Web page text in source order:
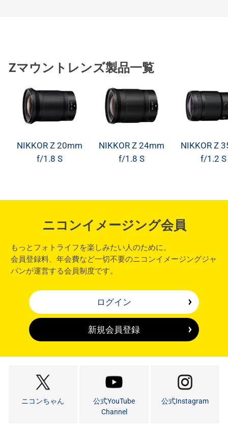
Zマウントレンズ製品一覧
NIKKOR Z 20mm
f/1.8 S
NIKKOR Z 24mm
f/1.8 S
NIKKOR Z
f/1.2 S
ニコンイメージング会員
もっとフォトライフを楽しみたい人のために。
会員登録料、年会費など一切不要のニコンイメージングジャ
パンが運営する会員制度です。
ログイン
新規会員登録
ニコンちゃん
公式YouTube
Channel
公式Instagram